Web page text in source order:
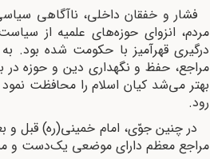
فشار و خفقان داخلی، ناآگاهی
مردم، انزوای حوزه‌های علمیه از
درگیری قهرآمیز با حکومت شده بود.
مراجع، حفظ و نگهداری دین و حوزه در
بهتر می‌شد کیان اسلام را محافظت نمود
رود.
در چنین جوّی، امام خمینی(ره) قبل و
مراجع معظم دارای موضعی یک‌دست و